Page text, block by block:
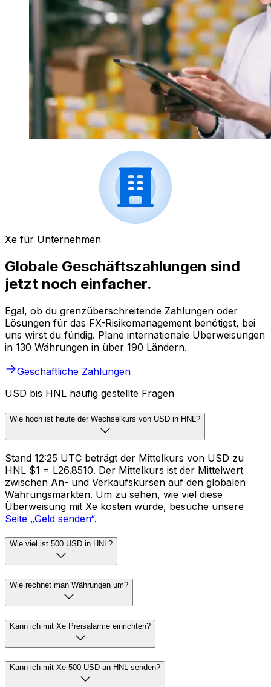
Xe für Unternehmen
Globale Geschäftszahlungen sind
jetzt noch einfacher.
Egal, ob du grenzüberschreitende Zahlungen oder
Lösungen für das FX-Risikomanagement benötigst, bei
uns wirst du fündig. Plane internationale Überweisungen
in 130 Währungen in über 190 Ländern.
Geschäftliche Zahlungen
USD bis HNL häufig gestellte Fragen
Wie hoch ist heute der Wechselkurs von USD in HNL?
Stand 12:25 UTC beträgt der Mittelkurs von USD zu
HNL $1 = L26.8510. Der Mittelkurs ist der Mittelwert
zwischen An- und Verkaufskursen auf den globalen
Währungsmärkten. Um zu sehen, wie viel diese
Überweisung mit Xe kosten würde, besuche unsere
Seite „Geld senden“.
Wie viel ist 500 USD in HNL?
Wie rechnet man Währungen um?
Kann ich mit Xe Preisalarme einrichten?
Kann ich mit Xe 500 USD an HNL senden?